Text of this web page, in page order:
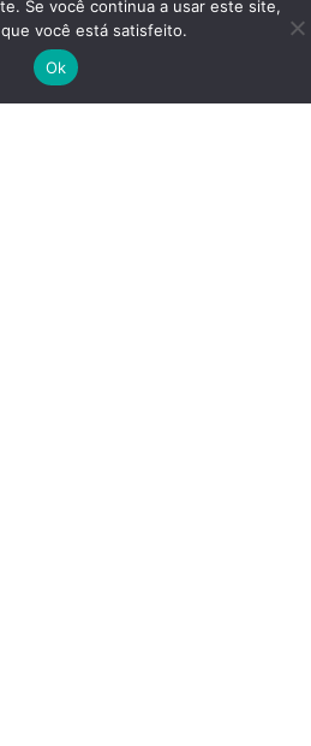
Se você continua a usar este site,
você está satisfeito.
Ok